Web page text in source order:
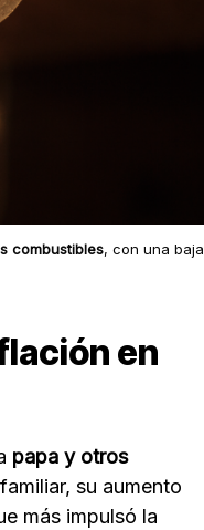
combustibles, con una baja
en
papa y otros
su aumento
más impulsó la